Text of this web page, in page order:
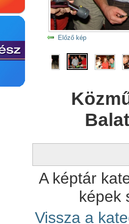
Előző kép
A képtár
képek
Vissza a